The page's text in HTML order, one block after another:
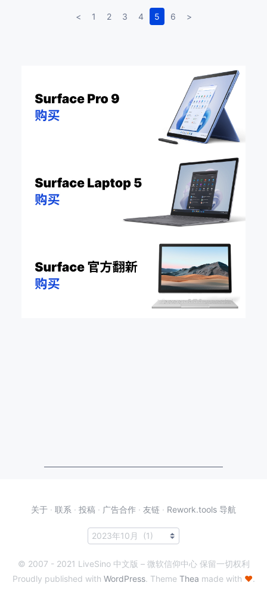
< 1 2 3 4 5 6 >
关于 · 联系 · 投稿 · 广告合作 · 友链 · Rework.tools 导航
© 2007 - 2021 LiveSino 中文版 – 微软信仰中心 保留一切权利
Proudly published with WordPress. Theme Thea made with ♥.